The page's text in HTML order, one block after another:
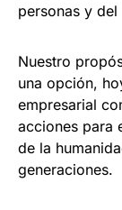
personas y del
Nuestro
una opción,
empresarial
acciones para
de la
generaciones.